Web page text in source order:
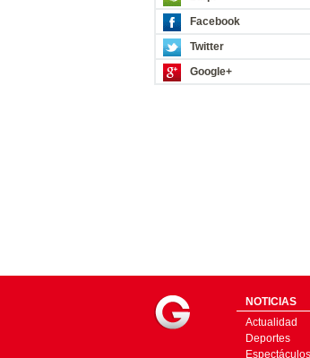
Facebook
Twitter
Google+
NOTICIAS
Actualidad
Deportes
Espectáculos